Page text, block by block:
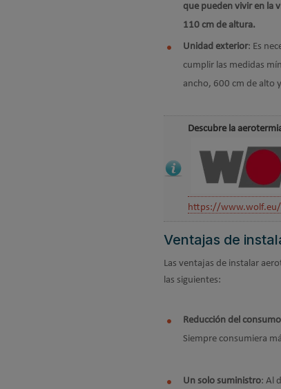
que pueden vivir en la
110 cm de altura.
Unidad exterior: Es
cumplir las medidas
ancho, 600 cm de alto
Descubre la
https://www.wolf.eu/
Ventajas de
Las ventajas de instalar
las siguientes:
Reducción del
Siempre consumiera
Un solo suministro: Al